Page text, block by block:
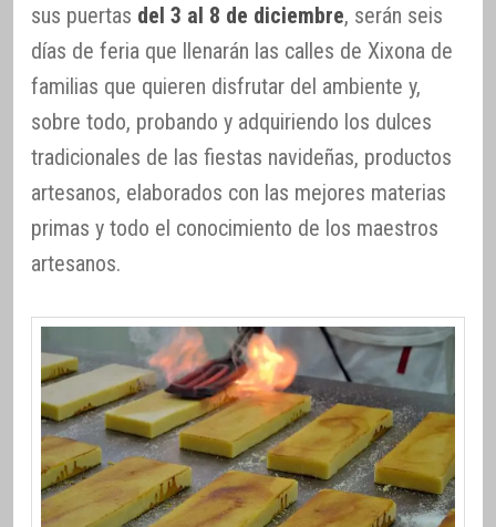
sus puertas del 3 al 8 de diciembre, serán seis
días de feria que llenarán las calles de Xixona de
familias que quieren disfrutar del ambiente y,
sobre todo, probando y adquiriendo los dulces
tradicionales de las fiestas navideñas, productos
artesanos, elaborados con las mejores materias
primas y todo el conocimiento de los maestros
artesanos.